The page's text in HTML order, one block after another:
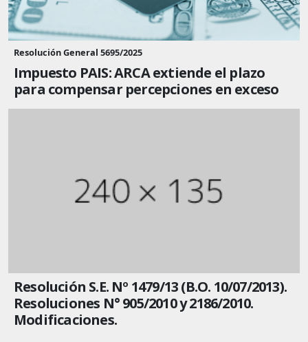
Resolución General 5695/2025
Impuesto PAIS: ARCA extiende el plazo
para compensar percepciones en exceso
Resolución S.E. Nº 1479/13 (B.O. 10/07/2013).
Resoluciones N° 905/2010 y 2186/2010.
Modificaciones.